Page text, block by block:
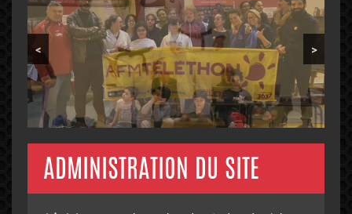
< >
ADMINISTRATION DU SITE